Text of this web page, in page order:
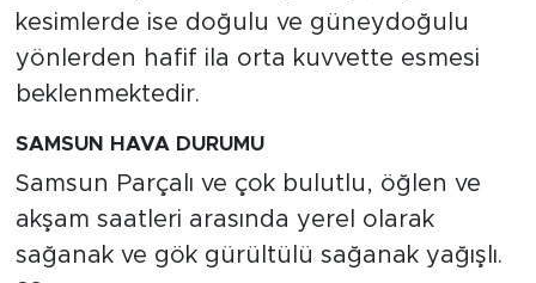
kesimlerde ise doğulu ve güneydoğulu
yönlerden hafif ila orta kuvvette esmesi
beklenmektedir.
SAMSUN HAVA DURUMU
Samsun Parçalı ve çok bulutlu, öğlen ve
akşam saatleri arasında yerel olarak
sağanak ve gök gürültülü sağanak yağışlı.